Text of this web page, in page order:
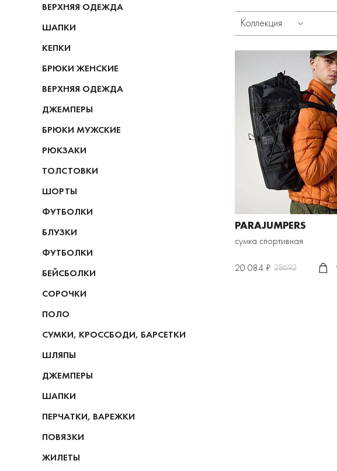
ВЕРХНЯЯ ОДЕЖДА
ШАПКИ
КЕПКИ
БРЮКИ ЖЕНСКИЕ
ВЕРХНЯЯ ОДЕЖДА
ДЖЕМПЕРЫ
БРЮКИ МУЖСКИЕ
РЮКЗАКИ
ТОЛСТОВКИ
ШОРТЫ
ФУТБОЛКИ
БЛУЗКИ
ФУТБОЛКИ
БЕЙСБОЛКИ
СОРОЧКИ
ПОЛО
СУМКИ, КРОССБОДИ, БАРСЕТКИ
ШЛЯПЫ
ДЖЕМПЕРЫ
ШАПКИ
ПЕРЧАТКИ, ВАРЕЖКИ
ПОВЯЗКИ
ЖИЛЕТЫ
Коллекция
PARAJUMPERS
сумка спортивная
20 084 ₽ 28692